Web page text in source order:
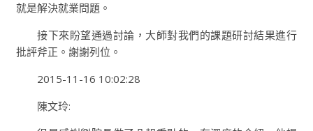
就是解決就業問題。
接下來盼望通過討論，大師對我們的課題研討結果進行
批評斧正。謝謝列位。
2015-11-16 10:02:28
陳文玲: